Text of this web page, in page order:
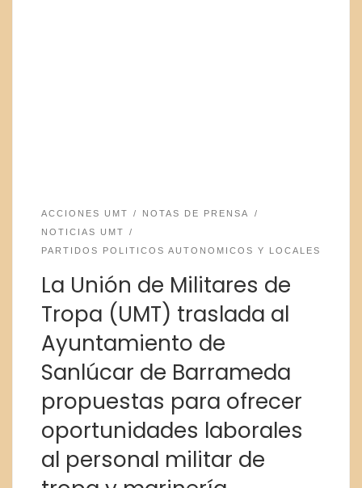
ACCIONES UMT
NOTAS DE PRENSA
NOTICIAS UMT
PARTIDOS POLITICOS AUTONOMICOS Y LOCALES
La Unión de Militares de
Tropa (UMT) traslada al
Ayuntamiento de
Sanlúcar de Barrameda
propuestas para ofrecer
oportunidades laborales
al personal militar de